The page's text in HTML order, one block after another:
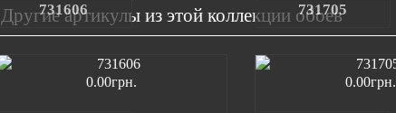
Другие артикулы из этой коллекции обоев
731606
0.00грн.
731705
0.00грн.